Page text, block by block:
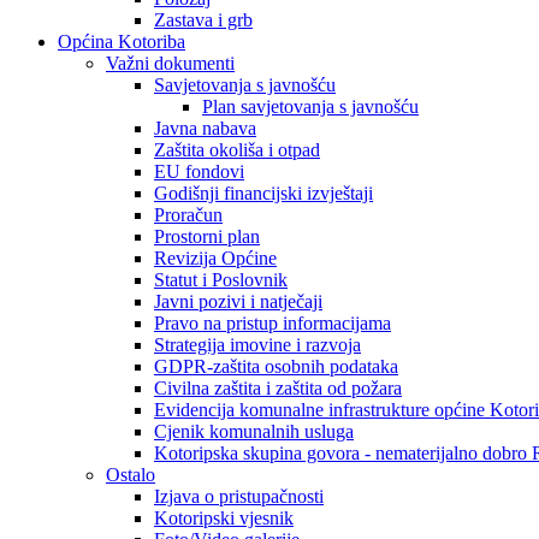
Zastava i grb
Općina Kotoriba
Važni dokumenti
Savjetovanja s javnošću
Plan savjetovanja s javnošću
Javna nabava
Zaštita okoliša i otpad
EU fondovi
Godišnji financijski izvještaji
Proračun
Prostorni plan
Revizija Općine
Statut i Poslovnik
Javni pozivi i natječaji
Pravo na pristup informacijama
Strategija imovine i razvoja
GDPR-zaštita osobnih podataka
Civilna zaštita i zaštita od požara
Evidencija komunalne infrastrukture općine
Cjenik komunalnih usluga
Kotoripska skupina govora - nematerijalno dobro
Ostalo
Izjava o pristupačnosti
Kotoripski vjesnik